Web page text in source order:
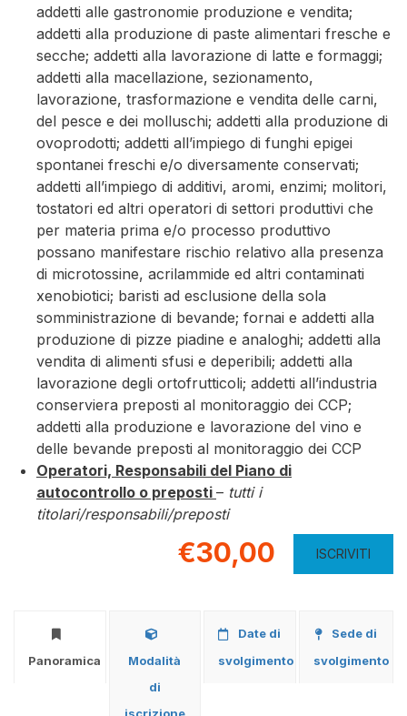
addetti alle gastronomie produzione e vendita;
addetti alla produzione di paste alimentari fresche e
secche; addetti alla lavorazione di latte e formaggi;
addetti alla macellazione, sezionamento,
lavorazione, trasformazione e vendita delle carni,
del pesce e dei molluschi; addetti alla produzione di
ovoprodotti; addetti all’impiego di funghi epigei
spontanei freschi e/o diversamente conservati;
addetti all’impiego di additivi, aromi, enzimi; molitori,
tostatori ed altri operatori di settori produttivi che
per materia prima e/o processo produttivo
possano manifestare rischio relativo alla presenza
di microtossine, acrilammide ed altri contaminati
xenobiotici; baristi ad esclusione della sola
somministrazione di bevande; fornai e addetti alla
produzione di pizze piadine e analoghi; addetti alla
vendita di alimenti sfusi e deperibili; addetti alla
lavorazione degli ortofrutticoli; addetti all’industria
conserviera preposti al monitoraggio dei CCP;
addetti alla produzione e lavorazione del vino e
delle bevande preposti al monitoraggio dei CCP
Operatori, Responsabili del Piano di
autocontrollo o preposti – tutti i
titolari/responsabili/preposti
€30,00 ISCRIVITI
Panoramica
Modalità
di
Date di
svolgimento
Sede di
svolgimento